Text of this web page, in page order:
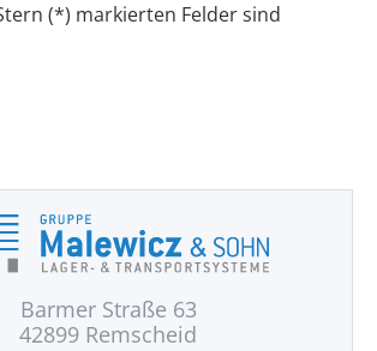
(*) markierten Felder sind
Barmer Straße 63
42899 Remscheid